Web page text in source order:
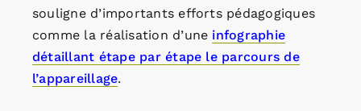
souligne d’importants efforts pédagogiques
comme la réalisation d’une infographie
détaillant étape par étape le parcours de
l’appareillage.